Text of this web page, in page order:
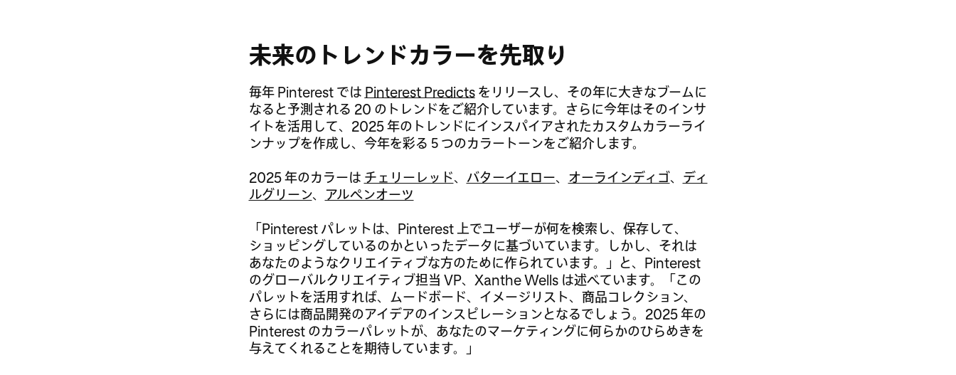
未来のトレンドカラーを先取り
毎年 Pinterest では Pinterest Predictsをリリースし、その年に大きなブームに
なると予測される 20 のトレンドをご紹介しています。さらに今年はそのインサ
イトを活用して、2025 年のトレンドにインスパイアされたカスタムカラーライ
ンナップを作成し、今年を彩る５つのカラートーンをご紹介します。
2025 年のカラーは チェリーレッド、 バターイエロー、 オーラインディゴ、 ディ
ルグリーン、 アルペンオーツ
「Pinterest パレットは、Pinterest 上でユーザーが何を検索し、保存して、
ショッピングしているのかといったデータに基づいています。しかし、それは
あなたのようなクリエイティブな方のために作られています。」と、Pinterest
のグローバルクリエイティブ担当 VP、Xanthe Wells は述べています。「この
パレットを活用すれば、ムードボード、イメージリスト、商品コレクション、
さらには商品開発のアイデアのインスピレーションとなるでしょう。2025 年の
Pinterest のカラーパレットが、あなたのマーケティングに何らかのひらめきを
与えてくれることを期待しています。」